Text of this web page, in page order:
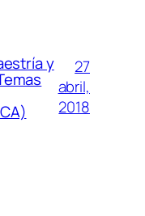
y
27
abril,
2018